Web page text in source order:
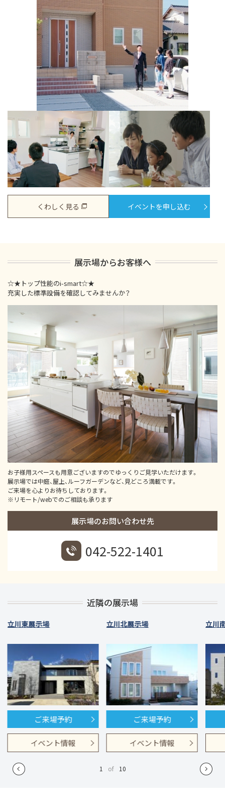
くわしく見る イベントを申し込む
展示場からお客様へ
☆★トップ性能のi-smart☆★
充実した標準設備を確認してみませんか？
お子様用スペースも用意ございますのでゆっくりご見学いただけます。
展示場では中庭、屋上、ルーフガーデンなど、見どころ満載です。
ご来場を心よりお待ちしております。
※リモート/webでのご相談も承ります
展示場のお問い合わせ先
042-522-1401
近隣の展示場
立川東展示場
ご来場予約
イベント情報
立川北展示場
ご来場予約
イベント情報
立川
1 of 10